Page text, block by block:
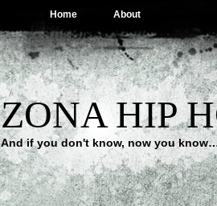
Home About
ZONA HIP
And if you don't know, now you